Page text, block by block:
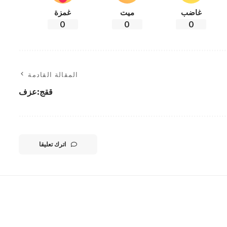
غاضب
0
ميت
0
غمزة
0
المقالة القادمة
ققج:عزف
اترك تعليقا